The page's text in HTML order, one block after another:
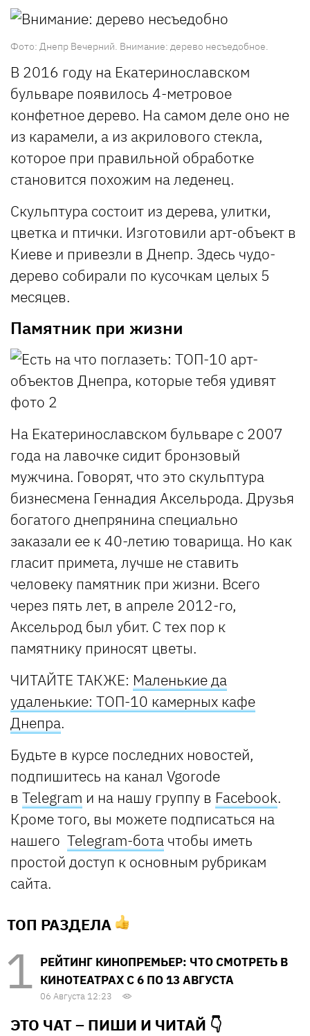
Фото: Днепр Вечерний. Внимание: дерево несъедобное.
В 2016 году на Екатеринославском
бульваре появилось 4-метровое
конфетное дерево. На самом деле оно не
из карамели, а из акрилового стекла,
которое при правильной обработке
становится похожим на леденец.
Скульптура состоит из дерева, улитки,
цветка и птички. Изготовили арт-объект в
Киеве и привезли в Днепр. Здесь чудо-
дерево собирали по кусочкам целых 5
месяцев.
Памятник при жизни
На Екатеринославском бульваре с 2007
года на лавочке сидит бронзовый
мужчина. Говорят, что это скульптура
бизнесмена Геннадия Аксельрода. Друзья
богатого днепрянина специально
заказали ее к 40-летию товарища. Но как
гласит примета, лучше не ставить
человеку памятник при жизни. Всего
через пять лет, в апреле 2012-го,
Аксельрод был убит. С тех пор к
памятнику приносят цветы.
ЧИТАЙТЕ ТАКЖЕ: Маленькие да
удаленькие: ТОП-10 камерных кафе
Днепра.
Будьте в курсе последних новостей,
подпишитесь на канал Vgorode
в Telegram и на нашу группу в Facebook.
Кроме того, вы можете подписаться на
нашего Telegram-бота чтобы иметь
простой доступ к основным рубрикам
сайта.
ТОП РАЗДЕЛА
РЕЙТИНГ КИНОПРЕМЬЕР: ЧТО СМОТРЕТЬ В
КИНОТЕАТРАХ С 6 ПО 13 АВГУСТА
06 Августа 12:23
ЭТО ЧАТ – ПИШИ И ЧИТАЙ 👇